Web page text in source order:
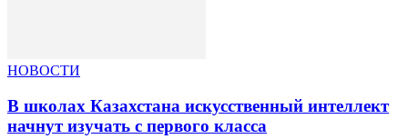
НОВОСТИ
В школах Казахстана искусственный интеллект
начнут изучать с первого класса